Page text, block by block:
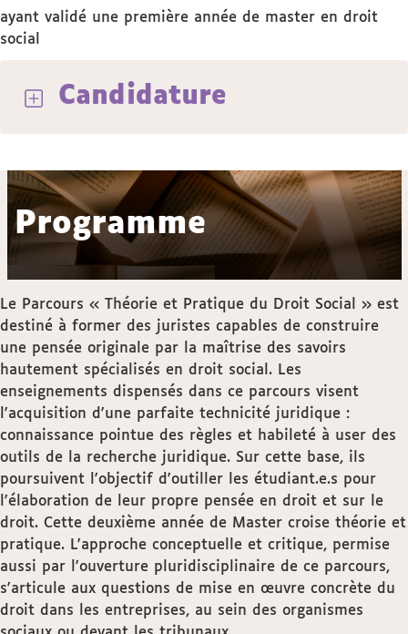
ayant validé une première année de master en droit
social
Candidature
Programme
Le Parcours « Théorie et Pratique du Droit Social » est
destiné à former des juristes capables de construire
une pensée originale par la maîtrise des savoirs
hautement spécialisés en droit social. Les
enseignements dispensés dans ce parcours visent
l'acquisition d'une parfaite technicité juridique :
connaissance pointue des règles et habileté à user des
outils de la recherche juridique. Sur cette base, ils
poursuivent l'objectif d'outiller les étudiant.e.s pour
l'élaboration de leur propre pensée en droit et sur le
droit. Cette deuxième année de Master croise théorie et
pratique. L'approche conceptuelle et critique, permise
aussi par l'ouverture pluridisciplinaire de ce parcours,
s'articule aux questions de mise en œuvre concrète du
droit dans les entreprises, au sein des organismes